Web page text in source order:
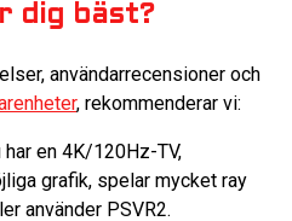
dig bäst?
användarrecensioner och
, rekommenderar vi:
har en 4K/120Hz-TV,
grafik, spelar mycket ray
använder PSVR2.